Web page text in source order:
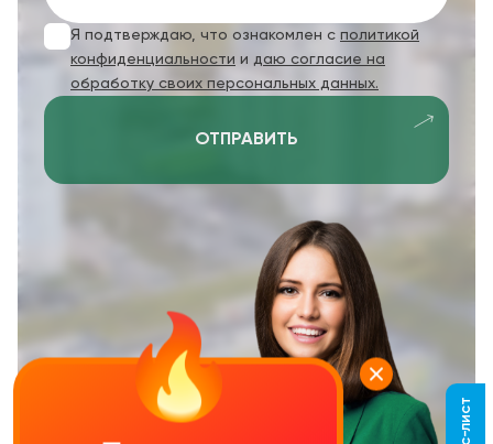
Я подтверждаю, что ознакомлен с политикой
конфиденциальности и даю согласие на
обработку своих персональных данных.
ОТПРАВИТЬ